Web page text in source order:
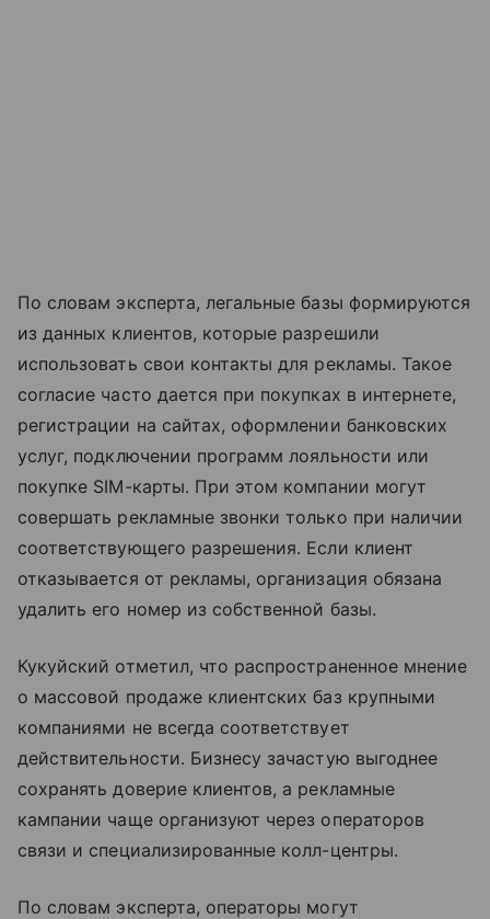
По словам эксперта, легальные базы формируются
из данных клиентов, которые разрешили
использовать свои контакты для рекламы. Такое
согласие часто дается при покупках в интернете,
регистрации на сайтах, оформлении банковских
услуг, подключении программ лояльности или
покупке SIM-карты. При этом компании могут
совершать рекламные звонки только при наличии
соответствующего разрешения. Если клиент
отказывается от рекламы, организация обязана
удалить его номер из собственной базы.
Кукуйский отметил, что распространенное мнение
о массовой продаже клиентских баз крупными
компаниями не всегда соответствует
действительности. Бизнесу зачастую выгоднее
сохранять доверие клиентов, а рекламные
кампании чаще организуют через операторов
связи и специализированные колл-центры.
По словам эксперта, операторы могут